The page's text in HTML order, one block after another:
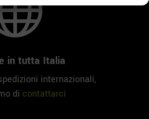
in tutta Italia
internazionali,
di contattarci